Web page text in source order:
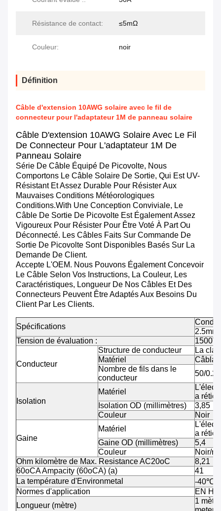
Résistance de contact: ≤5mΩ
Couleur: noir
Définition
Câble d'extension 10AWG solaire avec le fil de
connecteur pour l'adaptateur 1M de panneau solaire
Câble D'extension 10AWG Solaire Avec Le Fil
De Connecteur Pour L'adaptateur 1M De
Panneau Solaire
Série De Câble Équipé De Picovolte, Nous
Comportons Le Câble Solaire De Sortie, Qui Est UV-
Résistant Et Assez Durable Pour Résister Aux
Mauvaises Conditions Météorologiques
Conditions.with Une Conception Conviviale, Le
Câble De Sortie De Picovolte Est Également Assez
Vigoureux Pour Résister Pour Être Voté À Part Ou
Déconnecté. Les Câbles Faits Sur Commande De
Sortie De Picovolte Sont Disponibles Basés Sur La
Demande De Client.
Accepte L'OEM. Nous Pouvons Également Concevoir
Le Câble Selon Vos Instructions, La Couleur, Les
Caractéristiques, Longueur De Nos Câbles Et Des
Connecteurs Peuvent Être Adaptés Aux Besoins Du
Client Par Les Clients.
Spécifications
Tension de évaluation :
1500V
Conducteur
Structure de conducteur
La
Matériel
Nombre de fils dans le
conducteur
50/0.28
Isolation
Matériel
a
Isolation OD (millimètres)
3,85
Couleur
Noir
Gaine
Matériel
a
Gaine OD (millimètres)
5,4
Couleur
Noir/
Ohm kilomètre de Max. Resistance AC20oC
8,21
60oCA Ampacity (60oCA) (a)
41
La température d'Environmetal
-40
Normes d'application
EN
Longueur (mètre)
1